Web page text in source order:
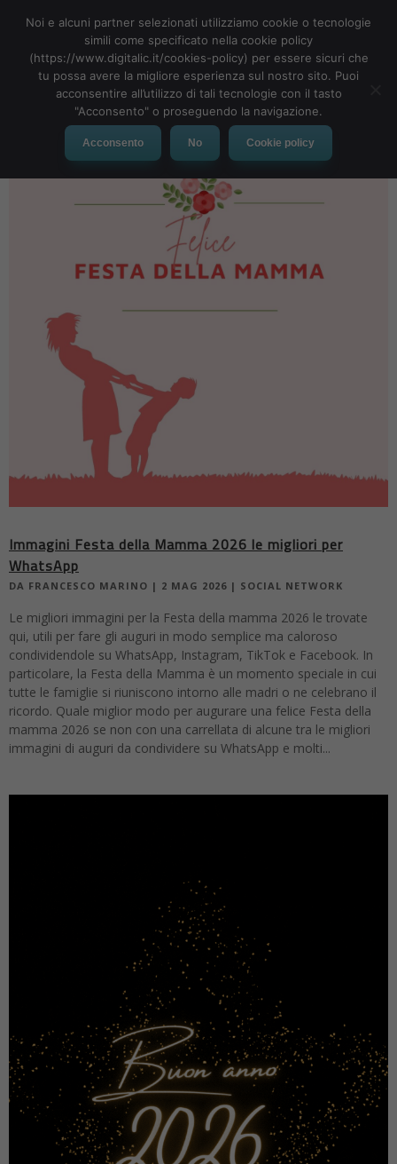
MENU
Immagini Festa della Mamma 2026 le migliori per
WhatsApp
DA FRANCESCO MARINO | 2 MAG 2026 | SOCIAL NETWORK
Le migliori immagini per la Festa della mamma 2026 le trovate
qui, utili per fare gli auguri in modo semplice ma caloroso
condividendole su WhatsApp, Instagram, TikTok e Facebook. In
particolare, la Festa della Mamma è un momento speciale in cui
tutte le famiglie si riuniscono intorno alle madri o ne celebrano il
ricordo. Quale miglior modo per augurare una felice Festa della
mamma 2026 se non con una carrellata di alcune tra le migliori
immagini di auguri da condividere su WhatsApp e molti...
Noi e alcuni partner selezionati utilizziamo cookie o tecnologie
simili come specificato nella cookie policy
(https://www.digitalic.it/cookies-policy) per essere sicuri che
tu possa avere la migliore esperienza sul nostro sito. Puoi
acconsentire all’utilizzo di tali tecnologie con il tasto
"Acconsento" o proseguendo la navigazione.
Acconsento No Cookie policy